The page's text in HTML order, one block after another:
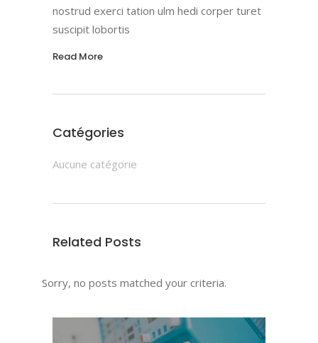
nostrud exerci tation ulm hedi corper turet
suscipit lobortis
Read More
Catégories
Aucune catégorie
Related Posts
Sorry, no posts matched your criteria.